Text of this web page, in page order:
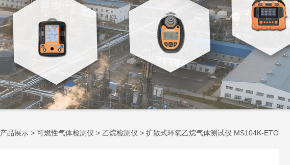
产品展示 > 可燃性气体检测仪 > 乙烷检测仪 > 扩散式环氧乙烷气体测试仪 MS104K-ETO